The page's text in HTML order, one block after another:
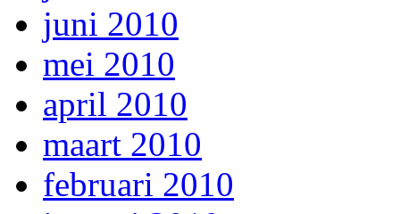
juni 2010
mei 2010
april 2010
maart 2010
februari 2010